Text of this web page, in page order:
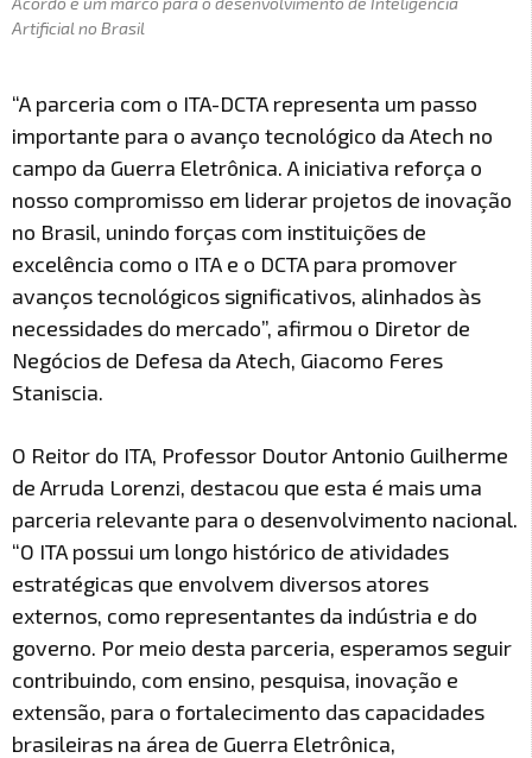
Artificial no Brasil
“A parceria com o ITA-DCTA representa um passo
importante para o avanço tecnológico da Atech no
campo da Guerra Eletrônica. A iniciativa reforça o
nosso compromisso em liderar projetos de inovação
no Brasil, unindo forças com instituições de
excelência como o ITA e o DCTA para promover
avanços tecnológicos significativos, alinhados às
necessidades do mercado”, afirmou o Diretor de
Negócios de Defesa da Atech, Giacomo Feres
Staniscia.
O Reitor do ITA, Professor Doutor Antonio Guilherme
de Arruda Lorenzi, destacou que esta é mais uma
parceria relevante para o desenvolvimento nacional.
“O ITA possui um longo histórico de atividades
estratégicas que envolvem diversos atores
externos, como representantes da indústria e do
governo. Por meio desta parceria, esperamos seguir
contribuindo, com ensino, pesquisa, inovação e
extensão, para o fortalecimento das capacidades
brasileiras na área de Guerra Eletrônica,